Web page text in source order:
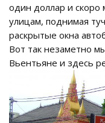
один доллар и скоро
улицам, поднимая
раскрытые окна
Вот так незаметно
Вьентьяне и здесь